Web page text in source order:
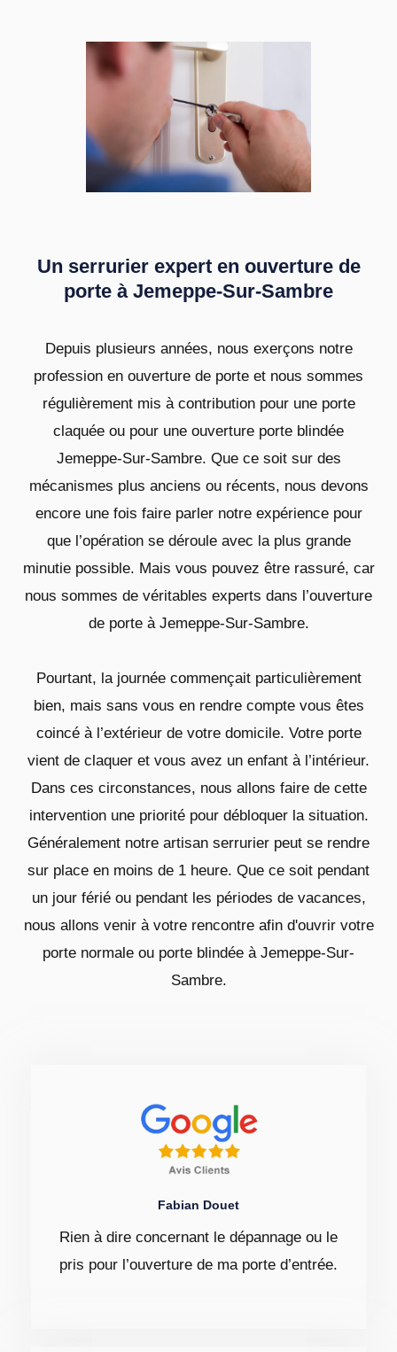
Un serrurier expert en ouverture de
porte à Jemeppe-Sur-Sambre
Depuis plusieurs années, nous exerçons notre
profession en ouverture de porte et nous sommes
régulièrement mis à contribution pour une porte
claquée ou pour une ouverture porte blindée
Jemeppe-Sur-Sambre. Que ce soit sur des
mécanismes plus anciens ou récents, nous devons
encore une fois faire parler notre expérience pour
que l’opération se déroule avec la plus grande
minutie possible. Mais vous pouvez être rassuré, car
nous sommes de véritables experts dans l’ouverture
de porte à Jemeppe-Sur-Sambre.
Pourtant, la journée commençait particulièrement
bien, mais sans vous en rendre compte vous êtes
coincé à l’extérieur de votre domicile. Votre porte
vient de claquer et vous avez un enfant à l’intérieur.
Dans ces circonstances, nous allons faire de cette
intervention une priorité pour débloquer la situation.
Généralement notre artisan serrurier peut se rendre
sur place en moins de 1 heure. Que ce soit pendant
un jour férié ou pendant les périodes de vacances,
nous allons venir à votre rencontre afin d'ouvrir votre
porte normale ou porte blindée à Jemeppe-Sur-
Sambre.
Fabian Douet
Rien à dire concernant le dépannage ou le
pris pour l’ouverture de ma porte d’entrée.